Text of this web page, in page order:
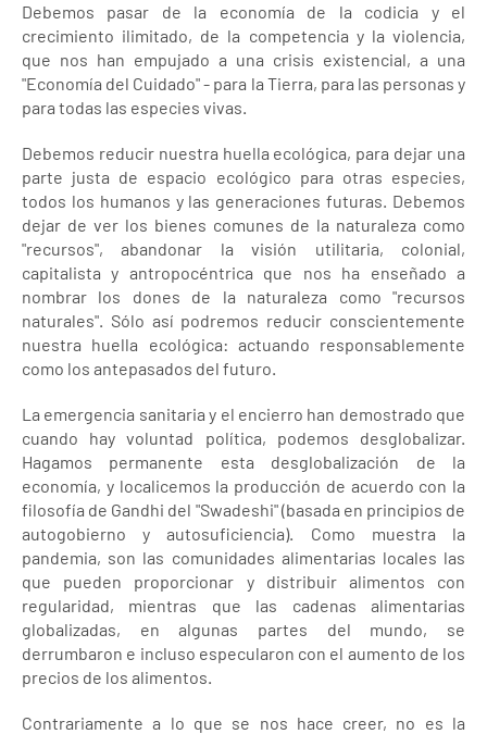
Debemos pasar de la economía de la codicia y el
crecimiento ilimitado, de la competencia y la violencia,
que nos han empujado a una crisis existencial, a una
"Economía del Cuidado" - para la Tierra, para las personas y
para todas las especies vivas.
Debemos reducir nuestra huella ecológica, para dejar una
parte justa de espacio ecológico para otras especies,
todos los humanos y las generaciones futuras. Debemos
dejar de ver los bienes comunes de la naturaleza como
"recursos", abandonar la visión utilitaria, colonial,
capitalista y antropocéntrica que nos ha enseñado a
nombrar los dones de la naturaleza como "recursos
naturales". Sólo así podremos reducir conscientemente
nuestra huella ecológica: actuando responsablemente
como los antepasados del futuro.
La emergencia sanitaria y el encierro han demostrado que
cuando hay voluntad política, podemos desglobalizar.
Hagamos permanente esta desglobalización de la
economía, y localicemos la producción de acuerdo con la
filosofía de Gandhi del "Swadeshi" (basada en principios de
autogobierno y autosuficiencia). Como muestra la
pandemia, son las comunidades alimentarias locales las
que pueden proporcionar y distribuir alimentos con
regularidad, mientras que las cadenas alimentarias
globalizadas, en algunas partes del mundo, se
derrumbaron e incluso especularon con el aumento de los
precios de los alimentos.
Contrariamente a lo que se nos hace creer, no es la